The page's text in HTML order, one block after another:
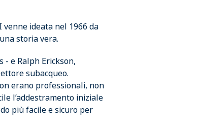
venne ideata nel 1966 da
storia vera.
- e Ralph Erickson,
subacqueo.
erano professionali, non
l’addestramento iniziale
più facile e sicuro per